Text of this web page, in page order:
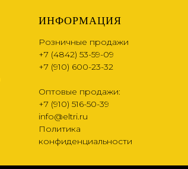
ИНФОРМАЦИЯ
Розничные продажи
+7 (4842) 53-59-09
+7 (910) 600-23-32
Оптовые продажи:
+7 (910) 516-50-39
info@eltri.ru
Политика
конфиденциальности